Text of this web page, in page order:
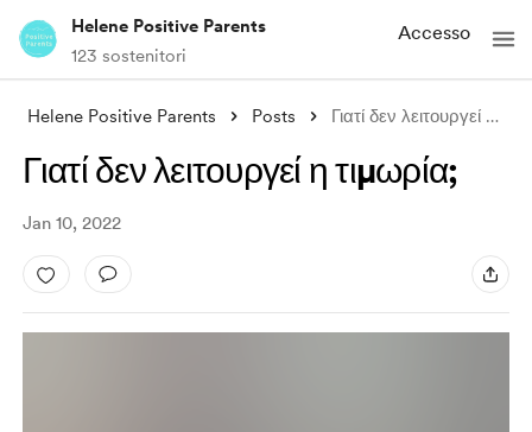
Helene Positive Parents
123 sostenitori
Accesso
Helene Positive Parents Posts Γιατί δεν λειτουργεί η τιμωρία;
Γιατί δεν λειτουργεί η τιμωρία;
Jan 10, 2022